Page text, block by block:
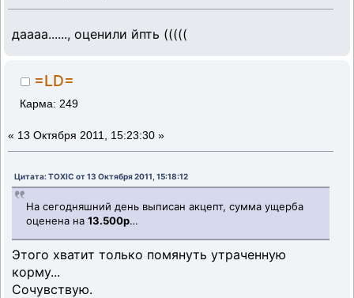
даааа......, оценили йпть (((((
=LD=
Карма: 249
« 13 Октября 2011, 15:23:30 »
Цитата: TOXIC от 13 Октября 2011, 15:18:12
На сегодняшний день выписан акцепт, сумма ущерба
оценена на13.500р…
Этого хватит только помянуть утраченную
корму...
Сочувствую.